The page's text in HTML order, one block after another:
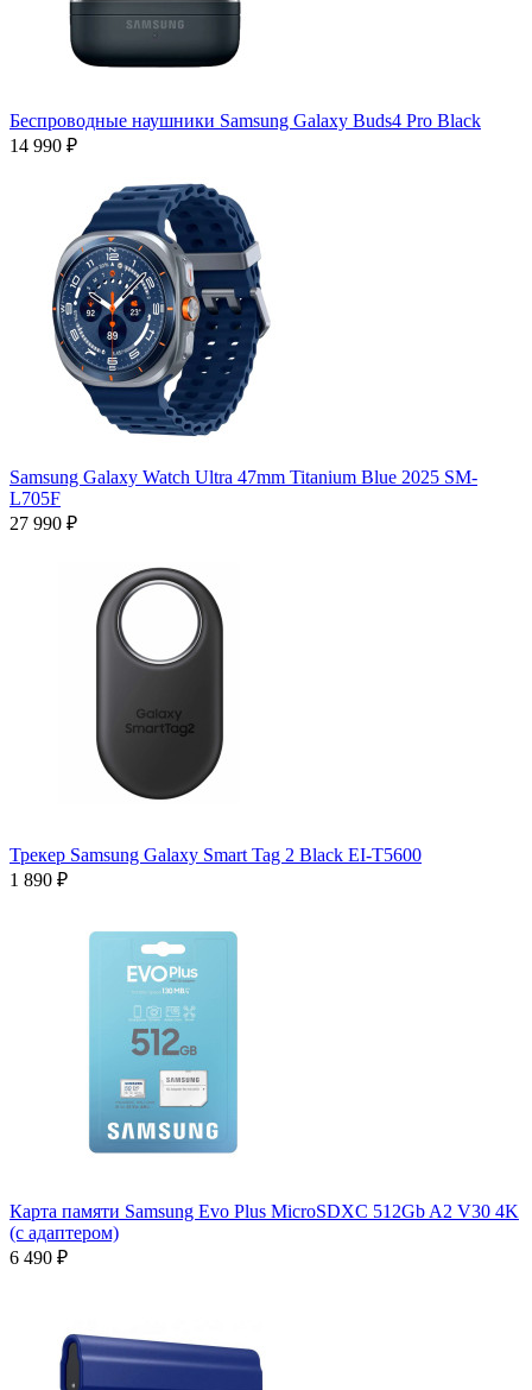
Беспроводные наушники Samsung Galaxy Buds4 Pro Black
14 990 ₽
Samsung Galaxy Watch Ultra 47mm Titanium Blue 2025 SM-
L705F
27 990 ₽
Трекер Samsung Galaxy Smart Tag 2 Black EI-T5600
1 890 ₽
Карта памяти Samsung Evo Plus MicroSDXC 512Gb A2 V30 4K
(с адаптером)
6 490 ₽